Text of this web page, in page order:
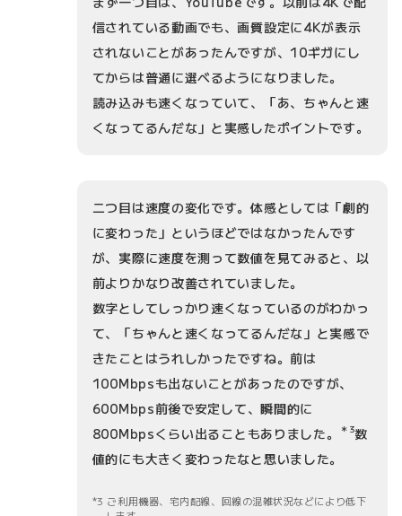
信されている動画でも、画質設定に4Kが表示
されないことがあったんですが、10ギガにし
てからは普通に選べるようになりました。
読み込みも速くなっていて、「あ、ちゃんと速
くなってるんだな」と実感したポイントです。
二つ目は速度の変化です。体感としては「劇的
に変わった」というほどではなかったんです
が、実際に速度を測って数値を見てみると、以
前よりかなり改善されていました。
数字としてしっかり速くなっているのがわかっ
て、「ちゃんと速くなってるんだな」と実感で
きたことはうれしかったですね。前は
100Mbpsも出ないことがあったのですが、
600Mbps前後で安定して、瞬間的に
800Mbpsくらい出ることもありました。
＊3数
値的にも大きく変わったなと思いました。
3 ご利用機器、宅内配線、回線の混雑状況などにより低下